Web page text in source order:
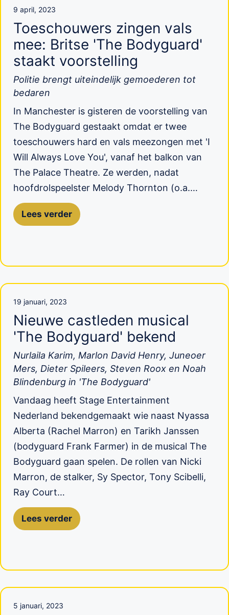
9 april, 2023
Toeschouwers zingen vals
mee: Britse 'The Bodyguard'
staakt voorstelling
Politie brengt uiteindelijk gemoederen tot
bedaren
In Manchester is gisteren de voorstelling van
The Bodyguard gestaakt omdat er twee
toeschouwers hard en vals meezongen met 'I
Will Always Love You', vanaf het balkon van
The Palace Theatre. Ze werden, nadat
hoofdrolspeelster Melody Thornton (o.a.…
Lees verder
19 januari, 2023
Nieuwe castleden musical
'The Bodyguard' bekend
Nurlaila Karim, Marlon David Henry, Juneoer
Mers, Dieter Spileers, Steven Roox en Noah
Blindenburg in 'The Bodyguard'
Vandaag heeft Stage Entertainment
Nederland bekendgemaakt wie naast Nyassa
Alberta (Rachel Marron) en Tarikh Janssen
(bodyguard Frank Farmer) in de musical The
Bodyguard gaan spelen. De rollen van Nicki
Marron, de stalker, Sy Spector, Tony Scibelli,
Ray Court…
Lees verder
5 januari, 2023